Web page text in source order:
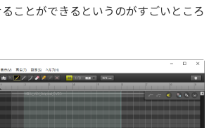
ことができるというのがすごいところ